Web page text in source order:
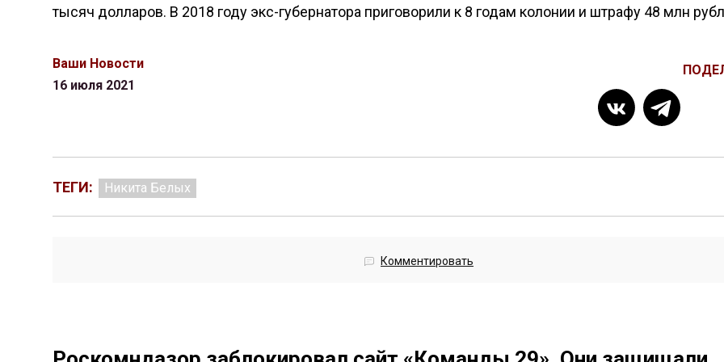
тысяч долларов. В 2018 году экс-губернатора приговорили к 8 годам колонии и штрафу 48 млн
Ваши Новости
16 июля 2021
ТЕГИ: Никита Белых
Комментировать